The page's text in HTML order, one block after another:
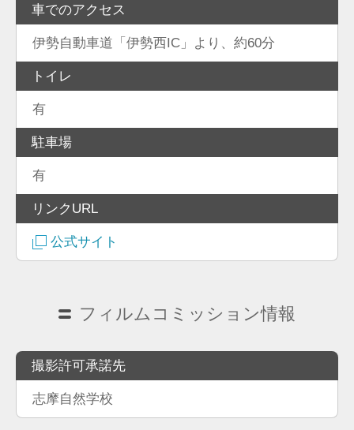
車でのアクセス
伊勢自動車道「伊勢西IC」より、約60分
トイレ
有
駐車場
有
リンクURL
公式サイト
フィルムコミッション情報
撮影許可承諾先
志摩自然学校